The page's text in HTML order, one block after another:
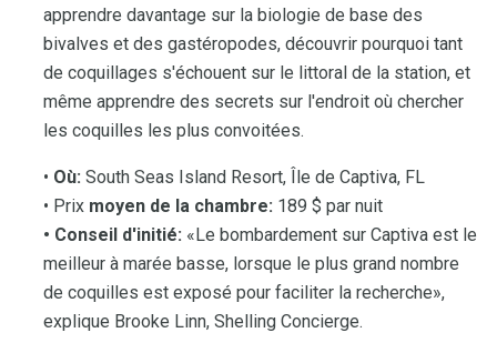
apprendre davantage sur la biologie de base des
bivalves et des gastéropodes, découvrir pourquoi tant
de coquillages s'échouent sur le littoral de la station, et
même apprendre des secrets sur l'endroit où chercher
les coquilles les plus convoitées.
• Où: South Seas Island Resort, Île de Captiva, FL
• Prix moyen de la chambre: 189 $ par nuit
• Conseil d'initié: «Le bombardement sur Captiva est le
meilleur à marée basse, lorsque le plus grand nombre
de coquilles est exposé pour faciliter la recherche»,
explique Brooke Linn, Shelling Concierge.